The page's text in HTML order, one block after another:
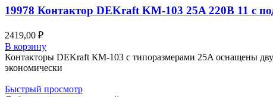
19978 Контактор DEKraft KM-103 25A 220В 11 с
2419,00 ₽
В корзину
Контакторы DEKraft КМ-103 с типоразмерами 25A оснащены
экономически
Быстрый просмотр